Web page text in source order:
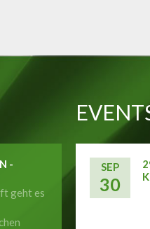
-
geht es
SEP
30